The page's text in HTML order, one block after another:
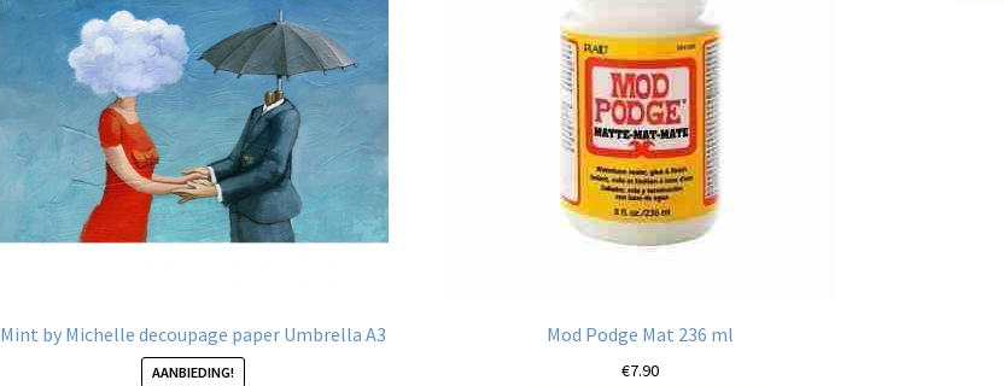
Mint by Michelle decoupage paper Umbrella A3
AANBIEDING!
Mod Podge Mat 236 ml
€7.90